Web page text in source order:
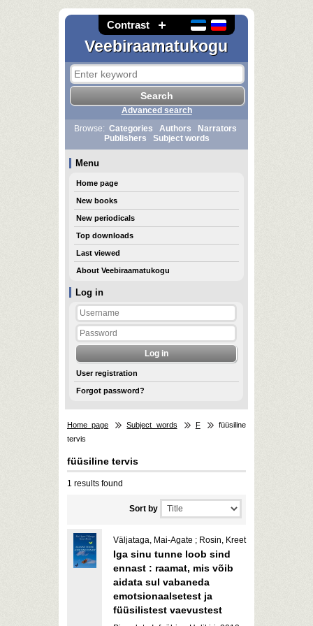
Contrast
Veebiraamatukogu
Log in
User registration
Forgot password?
Advanced search
Browse: Categories Authors
Narrators
Publishers
Subject words
Menu
Home page
New books
New periodicals
Top downloads
Last viewed
About Veebiraamatukogu
Home page Subject words F
füüsiline
tervis
füüsiline tervis
1 results found
Sort by
Väljataga, Mai-Agate ; Rosin, Kreet
Iga sinu tunne loob sind
ennast : raamat, mis võib
aidata sul vabaneda
emotsionaalsetest ja
füüsilistest vaevustest